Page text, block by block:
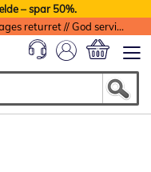
– spar 50%.
Billig fragt // Levering 1-2 dage // 60 dages returret // God service med garanti